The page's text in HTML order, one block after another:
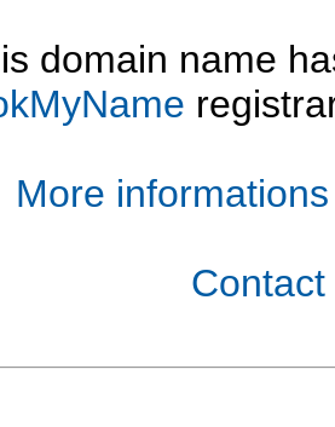
domain name
More